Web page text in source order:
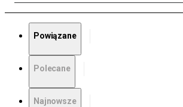
Powiązane
Polecane
Najnowsze